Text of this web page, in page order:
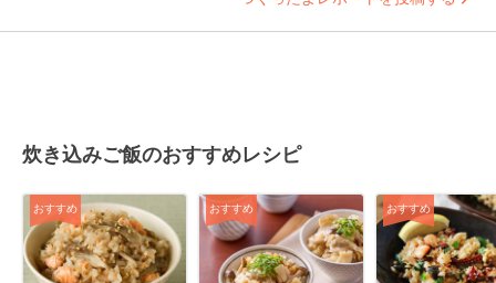
炊き込みご飯のおすすめレシピ
おすすめ おすすめ おすすめ